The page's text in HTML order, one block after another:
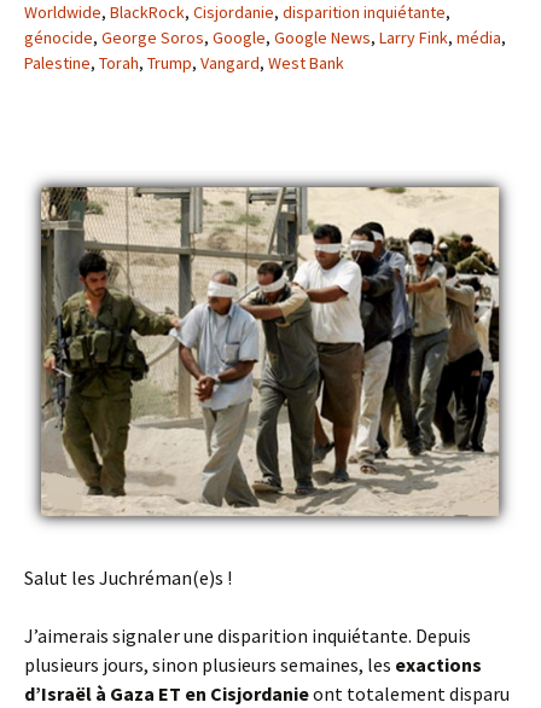
Worldwide, BlackRock, Cisjordanie, disparition inquiétante,
génocide, George Soros, Google, Google News, Larry Fink, média,
Palestine, Torah, Trump, Vangard, West Bank
Salut les Juchréman(e)s !
J’aimerais signaler une disparition inquiétante. Depuis
plusieurs jours, sinon plusieurs semaines, les exactions
d’Israël à Gaza ET en Cisjordanieont totalement disparu